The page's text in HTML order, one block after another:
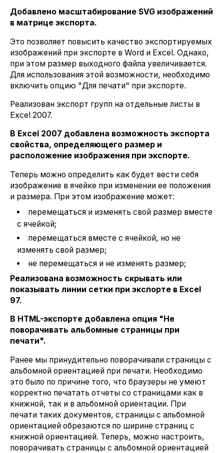
Добавлено масштабирование SVG изображений
в матрице экспорта.
Это позволяет повысить качество экспортируемых
изображений при экспорте в Word и Excel. Однако,
при этом размер выходного файла увеличивается.
Для использования этой возможности, необходимо
включить опцию "Для печати" при экспорте.
Реализован экспорт групп на отдельные листы в
Excel 2007.
В Excel 2007 добавлена возможность экспорта
свойства, определяющего размер и
расположение изображения при экспорте.
Теперь можно определить как будет вести себя
изображение в ячейке при изменении ее положения
и размера. При этом изображение может:
перемещаться и изменять свой размер вместе
с ячейкой;
перемещаться вместе с ячейкой, но не
изменять свой размер;
не перемещаться и не изменять размер;
Реализована возможность скрывать или
показывать линии сетки при экспорте в Excel
97.
В HTML-экспорте добавлена опция "Не
поворачивать альбомные страницы при
печати".
Ранее мы принудительно поворачивали страницы с
альбомной ориентацией при печати. Необходимо
это было по причине того, что браузеры не умеют
корректно печатать отчеты со страницами как в
книжной, так и в альбомной ориентации. При
печати таких документов, страницы с альбомной
ориентацией обрезаются по ширине страниц с
книжной ориентацией. Теперь, можно настроить,
поворачивать страницы с альбомной ориентацией